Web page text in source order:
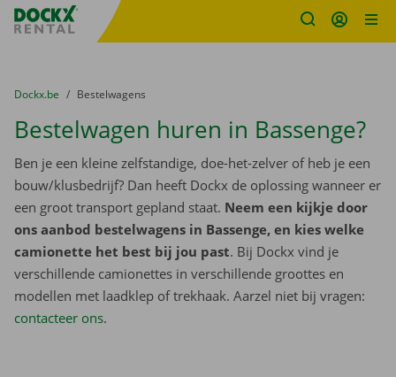
Fratello DEMO
U bevindt zich hier:
van
Dockx.be naar
Bestelwagens
Bestelwagen huren in Bassenge?
Ben je een kleine zelfstandige, doe-het-zelver of heb je een
bouw/klusbedrijf? Dan heeft Dockx de oplossing wanneer er
een groot transport gepland staat. Neem een kijkje door
ons aanbod bestelwagens in Bassenge, en kies welke
camionette het best bij jou past. Bij Dockx vind je
verschillende camionettes in verschillende groottes en
modellen met laadklep of trekhaak. Aarzel niet bij vragen:
contacteer ons.